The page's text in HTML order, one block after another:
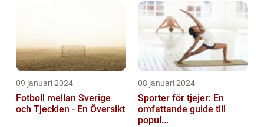
09 januari 2024
Fotboll mellan Sverige
och Tjeckien - En Översikt
08 januari 2024
Sporter för tjejer: En
omfattande guide till
popul...